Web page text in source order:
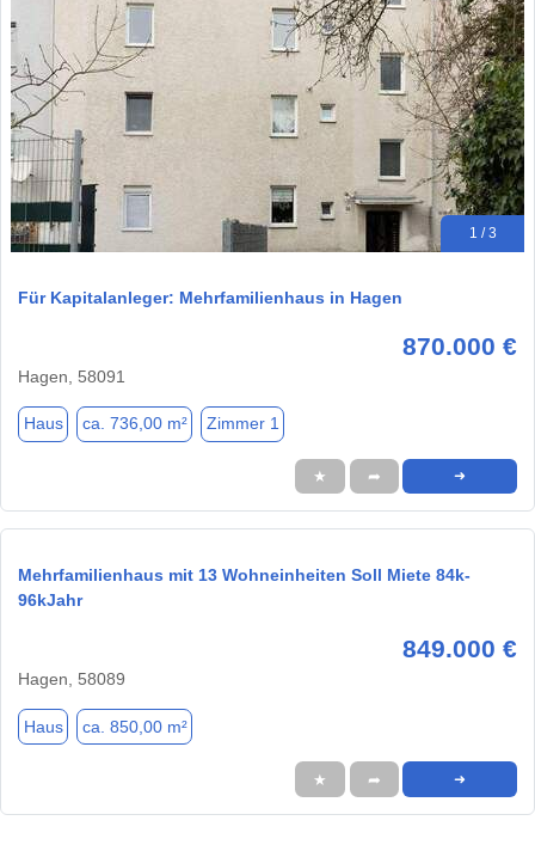
1 / 3
Für Kapitalanleger: Mehrfamilienhaus in Hagen
870.000 €
Hagen, 58091
Haus ca. 736,00 m² Zimmer 1
★ ➦ ➜
Mehrfamilienhaus mit 13 Wohneinheiten Soll Miete 84k-
96kJahr
849.000 €
Hagen, 58089
Haus ca. 850,00 m²
★ ➦ ➜